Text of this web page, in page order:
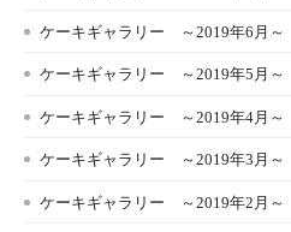
ケーキギャラリー ～2019年6月～
ケーキギャラリー ～2019年5月～
ケーキギャラリー ～2019年4月～
ケーキギャラリー ～2019年3月～
ケーキギャラリー ～2019年2月～